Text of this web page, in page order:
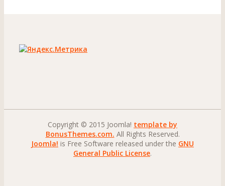
Copyright © 2015 Joomla! template by
BonusThemes.com. All Rights Reserved.
Joomla! is Free Software released under the GNU
General Public License.